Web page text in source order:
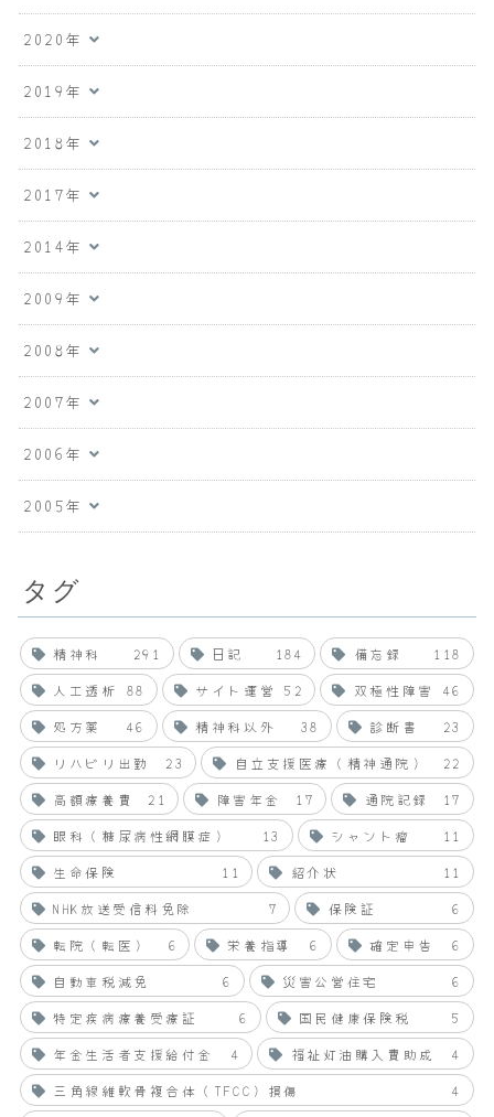
2020年
2019年
2018年
2017年
2014年
2009年
2008年
2007年
2006年
2005年
タグ
精神科 291 日記 184 備忘録
118
人工透析
88 サイト運営 52 双極性障害
46
処方薬
46 精神科以外 38 診断書
23
リハビリ出勤
23 自立支援医療（精神通院）
22
高額療養費
21 障害年金 17 通院記録
17
眼科（糖尿病性網膜症）
13 シャント瘤
11
生命保険
11 紹介状
11
NHK放送受信料免除
7 保険証
6
転院（転医）
6 栄養指導 6 確定申告
6
自動車税減免
6 災害公営住宅
6
特定疾病療養受療証
6 国民健康保険税
5
年金生活者支援給付金
4 福祉灯油購入費助成
4
三角線維軟骨複合体（TFCC）損傷
4